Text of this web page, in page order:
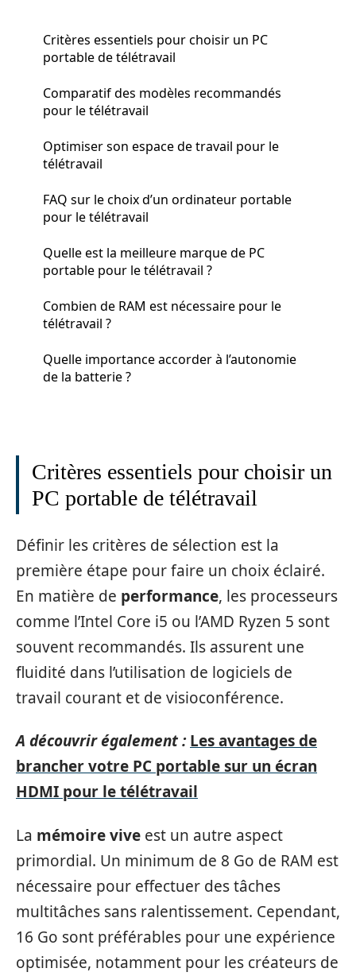
Critères essentiels pour choisir un PC
portable de télétravail
Comparatif des modèles recommandés
pour le télétravail
Optimiser son espace de travail pour le
télétravail
FAQ sur le choix d’un ordinateur portable
pour le télétravail
Quelle est la meilleure marque de PC
portable pour le télétravail ?
Combien de RAM est nécessaire pour le
télétravail ?
Quelle importance accorder à l’autonomie
de la batterie ?
Critères essentiels pour choisir un
PC portable de télétravail
Définir les critères de sélection est la
première étape pour faire un choix éclairé.
En matière de performance, les processeurs
comme l’Intel Core i5 ou l’AMD Ryzen 5 sont
souvent recommandés. Ils assurent une
fluidité dans l’utilisation de logiciels de
travail courant et de visioconférence.
A découvrir également : Les avantages de
brancher votre PC portable sur un écran
HDMI pour le télétravail
La mémoire vive est un autre aspect
primordial. Un minimum de 8 Go de RAM est
nécessaire pour effectuer des tâches
multitâches sans ralentissement. Cependant,
16 Go sont préférables pour une expérience
optimisée, notamment pour les créateurs de